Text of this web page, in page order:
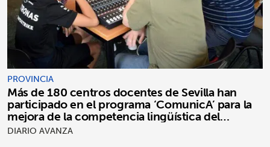
PROVINCIA
Más de 180 centros docentes de Sevilla han
participado en el programa ‘ComunicA’ para la
mejora de la competencia lingüística del
alumnado
DIARIO AVANZA